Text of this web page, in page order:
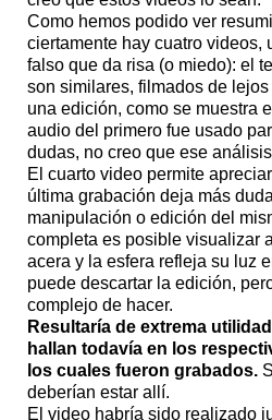
Como hemos podido ver
ciertamente hay cuatro videos,
falso que da risa (o miedo): el
son similares, filmados de
una edición, como se muestra
audio del primero fue usado
dudas, no creo que ese
El cuarto video permite
última grabación deja más
manipulación o edición del
completa es posible visualizar
acera y la esfera refleja su luz
puede descartar la edición,
complejo de hacer.
Resultaría de extrema
hallan todavía en los
los cuales fueron grabados.
deberían estar allí.
El video habría sido realizado